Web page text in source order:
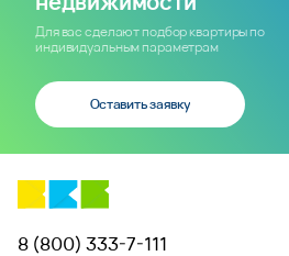
Для вас сделают подбор квартиры по
индивидуальным параметрам
Оставить заявку
8 (800) 333-7-111